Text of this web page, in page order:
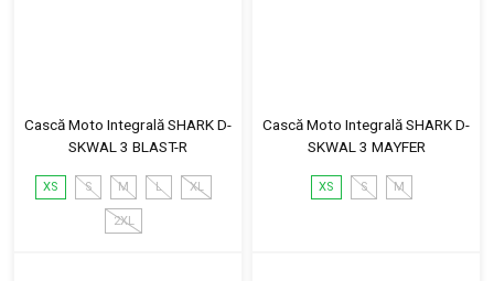
Cască Moto Integrală SHARK D-
SKWAL 3 BLAST-R
XS S M L XL
2XL
Cască Moto Integrală SHARK D-
SKWAL 3 MAYFER
XS S M